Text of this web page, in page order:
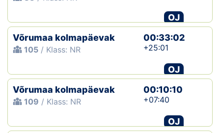
OJ
Võrumaa kolmapäevak
105 / Klass: NR
00:33:02
+25:01
OJ
Võrumaa kolmapäevak
109 / Klass: NR
00:10:10
+07:40
OJ